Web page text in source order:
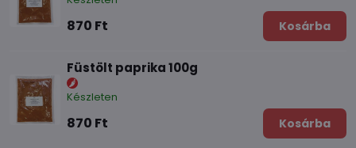
870 Ft Kosárba
Füstölt paprika 100g
Készleten
870 Ft Kosárba